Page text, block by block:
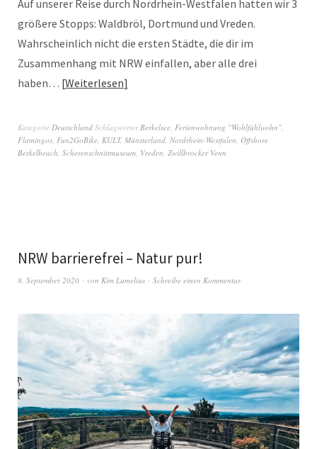
Auf unserer Reise durch Nordrhein-Westfalen hatten wir 3
größere Stopps: Waldbröl, Dortmund und Vreden.
Wahrscheinlich nicht die ersten Städte, die dir im
Zusammenhang mit NRW einfallen, aber alle drei
haben… Weiterlesen
Kategorie Deutschland SchlagwörterBerkelsee, Ferienwohnung "Wohlfühlwohn",
Flamingos, Fun2GoBike, KULT, Münsterland, Nordrhein-Westfalen, Offshore
Berkelbeach, Scherenschnittmuseum, Vreden, Zwillbrocker Venn
NRW barrierefrei – Natur pur!
8. September 2020 von Kim Lumelius Schreibe einen Kommentar